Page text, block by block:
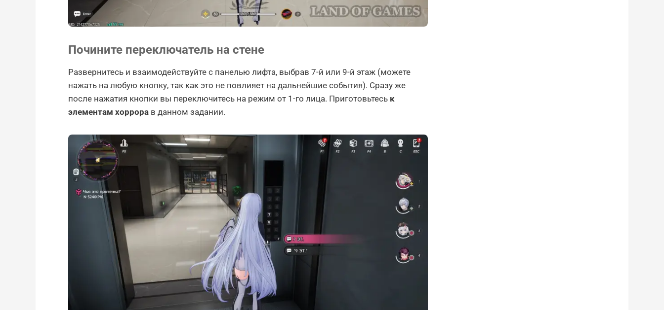
Почините переключатель на стене
Развернитесь и взаимодействуйте с панелью лифта, выбрав 7-й или 9-й этаж (можете
нажать на любую кнопку, так как это не повлияет на дальнейшие события). Сразу же
после нажатия кнопки вы переключитесь на режим от 1-го лица. Приготовьтесь к
элементам хоррора в данном задании.